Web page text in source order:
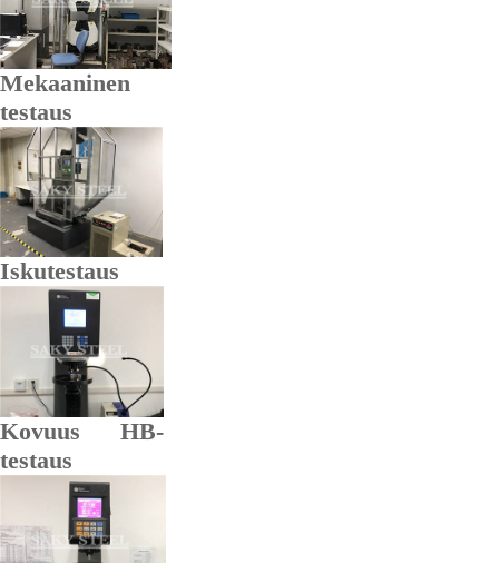
Mekaaninen
testaus
Iskutestaus
Kovuus HB-
testaus